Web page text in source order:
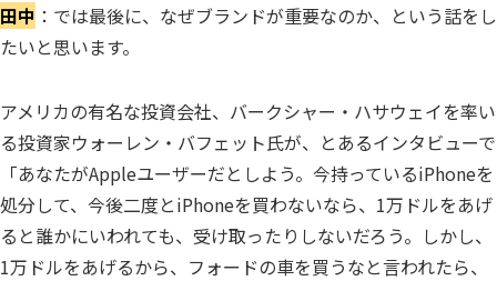
田中 ：では最後に、なぜブランドが重要なのか、という話をし
たいと思います。
アメリカの有名な投資会社、バークシャー・ハサウェイを率い
る投資家ウォーレン・バフェット氏が、とあるインタビューで
「あなたがAppleユーザーだとしよう。今持っているiPhoneを
処分して、今後二度とiPhoneを買わないなら、1万ドルをあげ
ると誰かにいわれても、受け取ったりしないだろう。しかし、
1万ドルをあげるから、フォードの車を買うなと言われたら、